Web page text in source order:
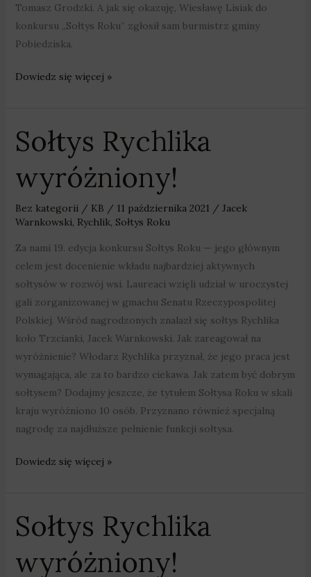
Tomasz Grodzki. A jak się okazuję, Wiesławę Lisiak do
konkursu „Sołtys Roku” zgłosił sam burmistrz gminy
Pobiedziska.
Dowiedz się więcej »
Sołtys Rychlika
wyróżniony!
Bez kategorii/ KB / 11 października 2021 / Jacek
Warnkowski, Rychlik, Sołtys Roku
Za nami 19. edycja konkursu Sołtys Roku — jego głównym
celem jest docenienie wkładu najbardziej aktywnych
sołtysów w rozwój wsi. Laureaci wzięli udział w uroczystej
gali zorganizowanej w gmachu Senatu Rzeczypospolitej
Polskiej. Wśród nagrodzonych znalazł się sołtys Rychlika
koło Trzcianki, Jacek Warnkowski. Jak zareagował na
wyróżnienie? Włodarz Rychlika przyznał, że jego praca jest
wymagająca, ale za to bardzo ciekawa. Jak zatem być dobrym
sołtysem? Dodajmy jeszcze, że tytułem Sołtysa Roku w skali
kraju wyróżniono 10 osób. Przyznano również specjalną
nagrodę za najdłuższe pełnienie funkcji sołtysa.
Sołtys
Rychlika
Dowiedz się więcej »
Sołtys Rychlika
wyróżniony!
Sołtys
Rychlika